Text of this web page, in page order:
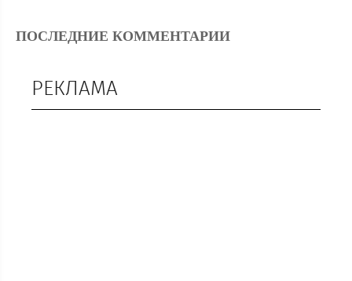
ПОСЛЕДНИЕ КОММЕНТАРИИ
РЕКЛАМА